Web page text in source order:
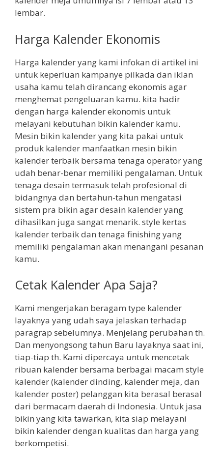
lembar.
Harga Kalender Ekonomis
Harga kalender yang kami infokan di artikel ini
untuk keperluan kampanye pilkada dan iklan
usaha kamu telah dirancang ekonomis agar
menghemat pengeluaran kamu. kita hadir
dengan harga kalender ekonomis untuk
melayani kebutuhan bikin kalender kamu.
Mesin bikin kalender yang kita pakai untuk
produk kalender manfaatkan mesin bikin
kalender terbaik bersama tenaga operator yang
udah benar-benar memiliki pengalaman. Untuk
tenaga desain termasuk telah profesional di
bidangnya dan bertahun-tahun mengatasi
sistem pra bikin agar desain kalender yang
dihasilkan juga sangat menarik. style kertas
kalender terbaik dan tenaga finishing yang
memiliki pengalaman akan menangani pesanan
kamu.
Cetak Kalender Apa Saja?
Kami mengerjakan beragam type kalender
layaknya yang udah saya jelaskan terhadap
paragrap sebelumnya. Menjelang perubahan th.
Dan menyongsong tahun Baru layaknya saat ini,
tiap-tiap th. Kami dipercaya untuk mencetak
ribuan kalender bersama berbagai macam style
kalender (kalender dinding, kalender meja, dan
kalender poster) pelanggan kita berasal berasal
dari bermacam daerah di Indonesia. Untuk jasa
bikin yang kita tawarkan, kita siap melayani
bikin kalender dengan kualitas dan harga yang
berkompetisi.